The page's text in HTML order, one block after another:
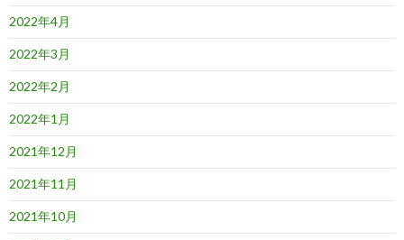
2022年4月
2022年3月
2022年2月
2022年1月
2021年12月
2021年11月
2021年10月